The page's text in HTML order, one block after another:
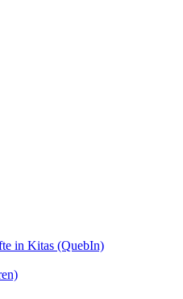
in Kitas (QuebIn)